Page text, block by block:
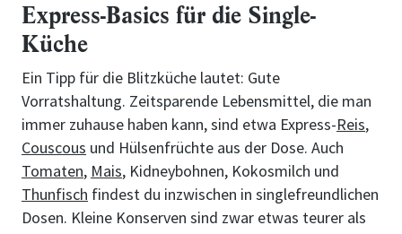
Express-Basics für die Single-
Küche
Ein Tipp für die Blitzküche lautet: Gute
Vorratshaltung. Zeitsparende Lebensmittel, die man
immer zuhause haben kann, sind etwa Express-Reis,
Couscous und Hülsenfrüchte aus der Dose. Auch
Tomaten, Mais, Kidneybohnen, Kokosmilch und
Thunfisch findest du inzwischen in singlefreundlichen
Dosen. Kleine Konserven sind zwar etwas teurer als